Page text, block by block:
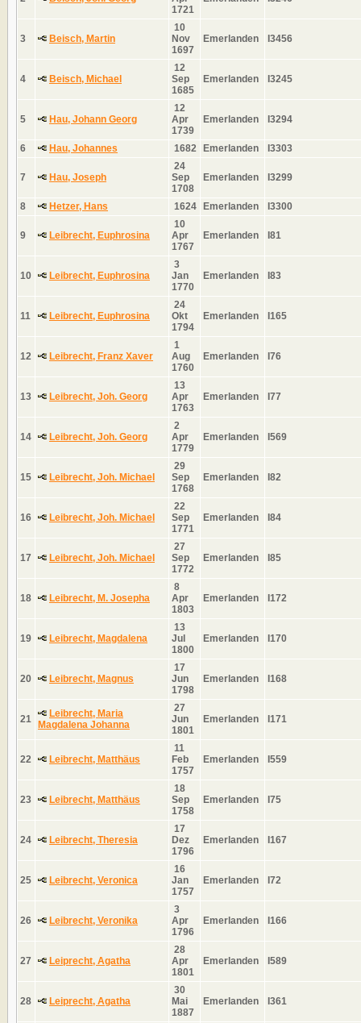
1721
3 Beisch, Martin
10
Nov
1697
Emerlanden I3456
4 Beisch, Michael
12
Sep
1685
Emerlanden I3245
5 Hau, Johann Georg
12
Apr
1739
Emerlanden I3294
6 Hau, Johannes 1682 Emerlanden I3303
7 Hau, Joseph
24
Sep
1708
Emerlanden I3299
8 Hetzer, Hans 1624 Emerlanden I3300
9 Leibrecht, Euphrosina
10
Apr
1767
Emerlanden I81
10 Leibrecht, Euphrosina
3
Jan
1770
Emerlanden I83
11 Leibrecht, Euphrosina
24
Okt
1794
Emerlanden I165
12 Leibrecht, Franz Xaver
1
Aug
1760
Emerlanden I76
13 Leibrecht, Joh. Georg
13
Apr
1763
Emerlanden I77
14 Leibrecht, Joh. Georg
2
Apr
1779
Emerlanden I569
15 Leibrecht, Joh. Michael
29
Sep
1768
Emerlanden I82
16 Leibrecht, Joh. Michael
22
Sep
1771
Emerlanden I84
17 Leibrecht, Joh. Michael
27
Sep
1772
Emerlanden I85
18 Leibrecht, M. Josepha
8
Apr
1803
Emerlanden I172
19 Leibrecht, Magdalena
13
Jul
1800
Emerlanden I170
20 Leibrecht, Magnus
17
Jun
1798
Emerlanden I168
21
Leibrecht, Maria
Magdalena Johanna
27
Jun
1801
Emerlanden I171
22 Leibrecht, Matthäus
11
Feb
1757
Emerlanden I559
23 Leibrecht, Matthäus
18
Sep
1758
Emerlanden I75
24 Leibrecht, Theresia
17
Dez
1796
Emerlanden I167
25 Leibrecht, Veronica
16
Jan
1757
Emerlanden I72
26 Leibrecht, Veronika
3
Apr
1796
Emerlanden I166
27 Leiprecht, Agatha
28
Apr
1801
Emerlanden I589
28 Leiprecht, Agatha
30
Mai
1887
Emerlanden I361